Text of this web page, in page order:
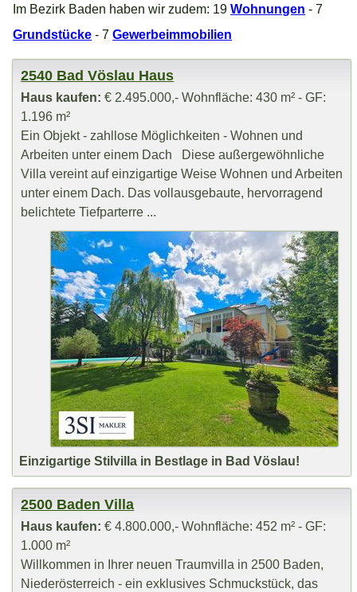
Im Bezirk Baden haben wir zudem: 19Wohnungen - 7
Grundstücke - 7Gewerbeimmobilien
2540 Bad Vöslau Haus
Haus kaufen: € 2.495.000,- Wohnfläche: 430 m² - GF:
1.196 m²
Ein Objekt - zahllose Möglichkeiten - Wohnen und
Arbeiten unter einem Dach Diese außergewöhnliche
Villa vereint auf einzigartige Weise Wohnen und Arbeiten
unter einem Dach. Das vollausgebaute, hervorragend
belichtete Tiefparterre ...
Einzigartige Stilvilla in Bestlage in Bad Vöslau!
2500 Baden Villa
Haus kaufen: € 4.800.000,- Wohnfläche: 452 m² - GF:
1.000 m²
Willkommen in Ihrer neuen Traumvilla in 2500 Baden,
Niederösterreich - ein exklusives Schmuckstück, das